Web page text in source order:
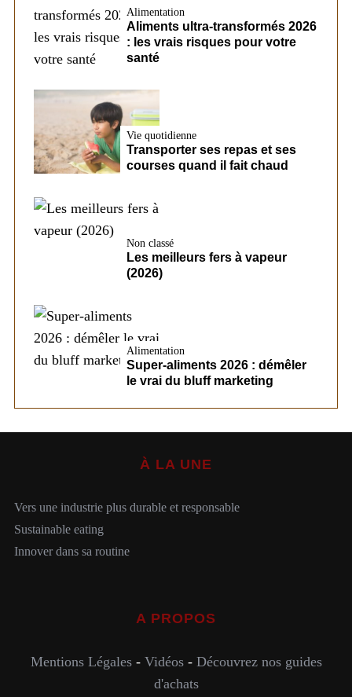
Alimentation
Aliments ultra-transformés 2026
: les vrais risques pour votre
santé
Vie quotidienne
Transporter ses repas et ses
courses quand il fait chaud
Non classé
Les meilleurs fers à vapeur
(2026)
Alimentation
Super-aliments 2026 : démêler
le vrai du bluff marketing
À LA UNE
Vers une industrie plus durable et responsable
Sustainable eating
Innover dans sa routine
A PROPOS
Mentions Légales- Vidéos- Découvrez nos guides
d'achats